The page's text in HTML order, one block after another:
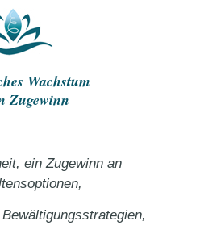
Wachstum
Zugewinn
ein Zugewinn an